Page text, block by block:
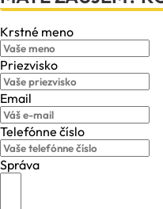
Krstné meno
Priezvisko
Email
Telefónne číslo
Správa